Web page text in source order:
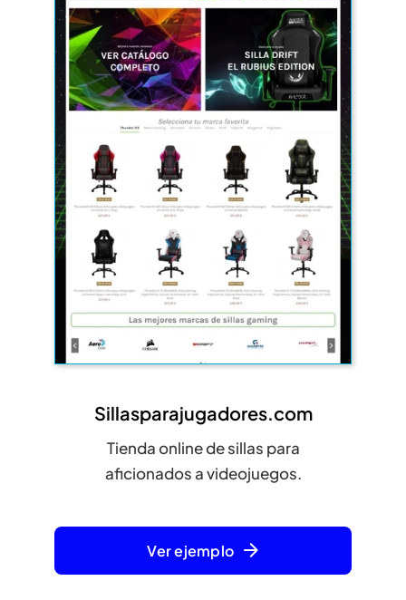
Sillasparajugadores.com
Tienda online de sillas para
aficionados a videojuegos.
Ver ejemplo